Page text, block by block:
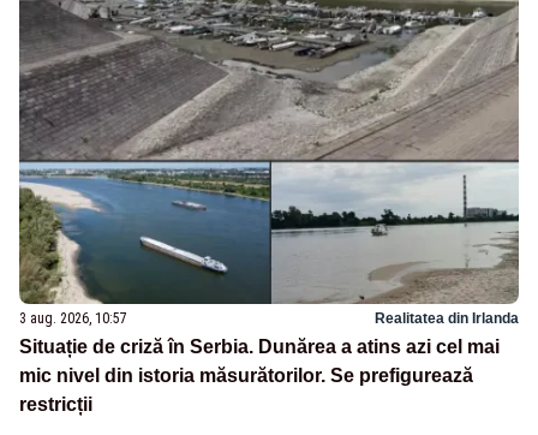
3 aug. 2026, 10:57 Realitatea din Irlanda
Situație de criză în Serbia. Dunărea a atins azi cel mai
mic nivel din istoria măsurătorilor. Se prefigurează
restricții